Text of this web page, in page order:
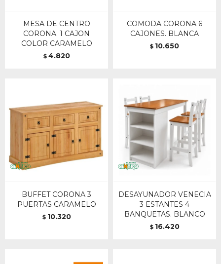
MESA DE CENTRO
CORONA. 1 CAJON
COLOR CARAMELO
$ 4.820
COMODA CORONA 6
CAJONES. BLANCA
$ 10.650
BUFFET CORONA 3
PUERTAS CARAMELO
$ 10.320
DESAYUNADOR VENECIA
3 ESTANTES 4
BANQUETAS. BLANCO
$ 16.420